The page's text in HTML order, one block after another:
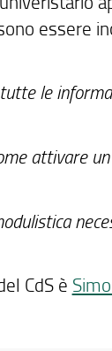
essere
le
attivare
CdS è